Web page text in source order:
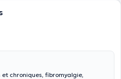
chroniques, fibromyalgie,